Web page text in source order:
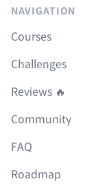
NAVIGATION
Courses
Challenges
Reviews 🔥
Community
FAQ
Roadmap